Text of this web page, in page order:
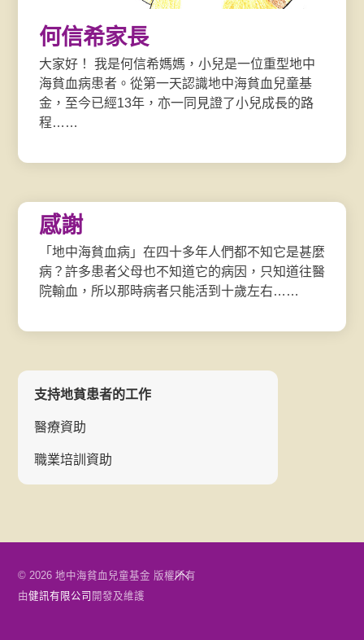
何信希家長
大家好！ 我是何信希媽媽，小兒是一位重型地中
海貧血病患者。從第一天認識地中海貧血兒童基
金，至今已經13年，亦一同見證了小兒成長的路
程……
感謝
「地中海貧血病」在四十多年人們都不知它是甚麼
病？許多患者父母也不知道它的病因，只知道往醫
院輸血，所以那時病者只能活到十歲左右……
支持地貧患者的工作
醫療資助
職業培訓資助
Back
© 2026 地中海貧血兒童基金 版權所有
由健訊有限公司 開發及維護